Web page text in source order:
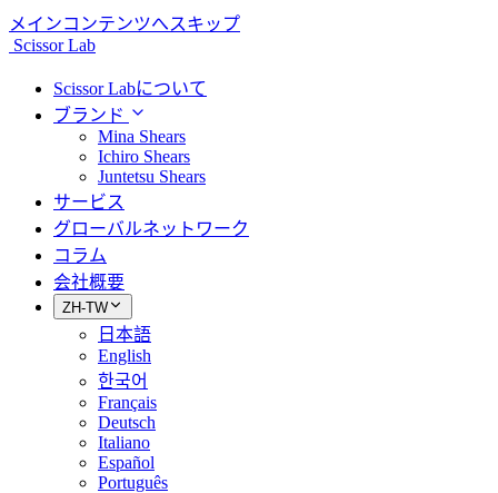
メインコンテンツへスキップ
Scissor Lab
Scissor Labについて
ブランド
Mina Shears
Ichiro Shears
Juntetsu Shears
サービス
グローバルネットワーク
コラム
会社概要
ZH-TW
日本語
English
한국어
Français
Deutsch
Italiano
Español
Português